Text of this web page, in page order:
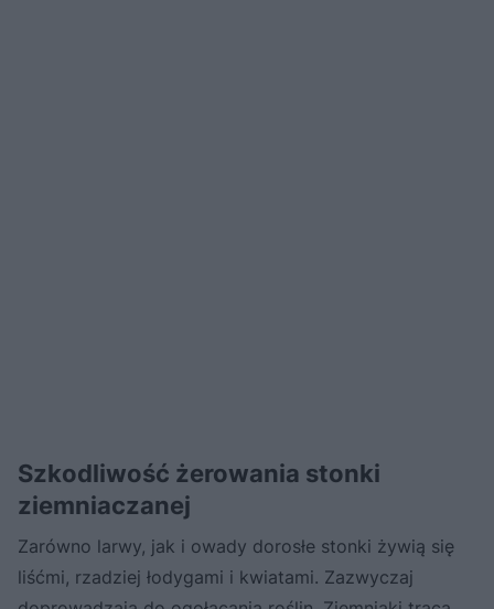
Szkodliwość żerowania stonki
ziemniaczanej
Zarówno larwy, jak i owady dorosłe stonki żywią się
liśćmi, rzadziej łodygami i kwiatami. Zazwyczaj